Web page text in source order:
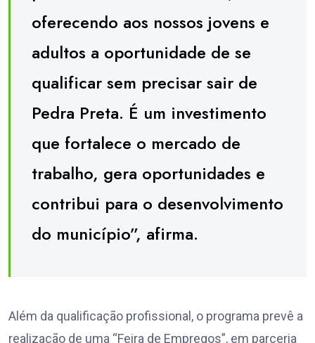
oferecendo aos nossos jovens e
adultos a oportunidade de se
qualificar sem precisar sair de
Pedra Preta. É um investimento
que fortalece o mercado de
trabalho, gera oportunidades e
contribui para o desenvolvimento
do município”, afirma.
Além da qualificação profissional, o programa prevê a
realização de uma “Feira de Empregos”, em parceria